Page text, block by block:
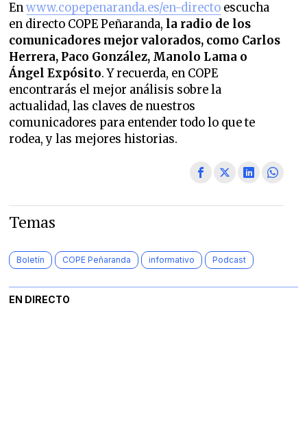
Enwww.copepenaranda.es/en-directo escucha
en directo COPE Peñaranda, la radio de los
comunicadores mejor valorados, como Carlos
Herrera, Paco González, Manolo Lama o
Ángel Expósito. Y recuerda, en COPE
encontrarás el mejor análisis sobre la
actualidad, las claves de nuestros
comunicadores para entender todo lo que te
rodea, y las mejores historias.
Temas
Boletín COPE Peñaranda informativo Podcast
EN DIRECTO